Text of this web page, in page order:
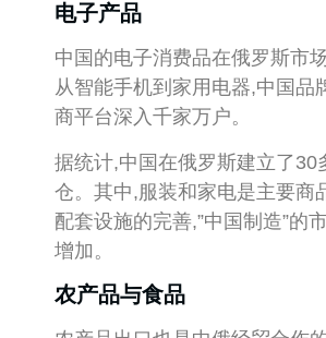
电子产品
中国的电子消费品在俄罗斯市
从智能手机到家用电器,中国品
商平台深入千家万户。
据统计,中国在俄罗斯建立了30
仓。其中,服装和家电是主要商
配套设施的完善,”中国制造”的
增加。
农产品与食品